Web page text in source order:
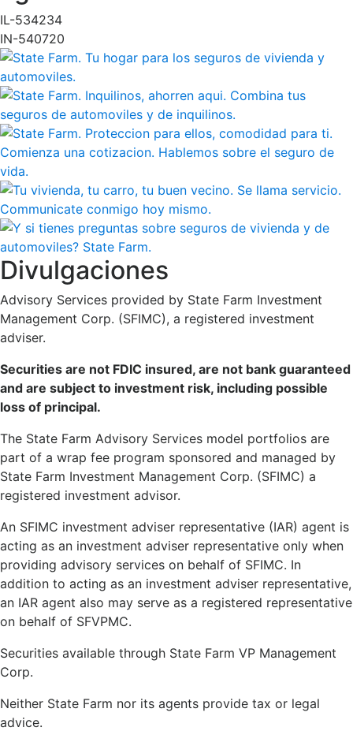
IL-534234
IN-540720
Divulgaciones
Advisory Services provided by State Farm Investment
Management Corp. (SFIMC), a registered investment
adviser.
Securities are not FDIC insured, are not bank guaranteed
and are subject to investment risk, including possible
loss of principal.
The State Farm Advisory Services model portfolios are
part of a wrap fee program sponsored and managed by
State Farm Investment Management Corp. (SFIMC) a
registered investment advisor.
An SFIMC investment adviser representative (IAR) agent is
acting as an investment adviser representative only when
providing advisory services on behalf of SFIMC. In
addition to acting as an investment adviser representative,
an IAR agent also may serve as a registered representative
on behalf of SFVPMC.
Securities available through State Farm VP Management
Corp.
Neither State Farm nor its agents provide tax or legal
advice.